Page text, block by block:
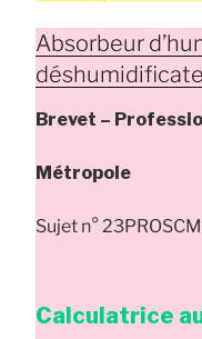
Absorbeur
Brevet –
Métropole
Sujet n°
Calculatrice